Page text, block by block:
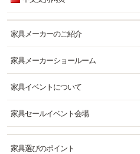
家具メーカーのご紹介
家具メーカーショールーム
家具イベントについて
家具セールイベント会場
家具選びのポイント